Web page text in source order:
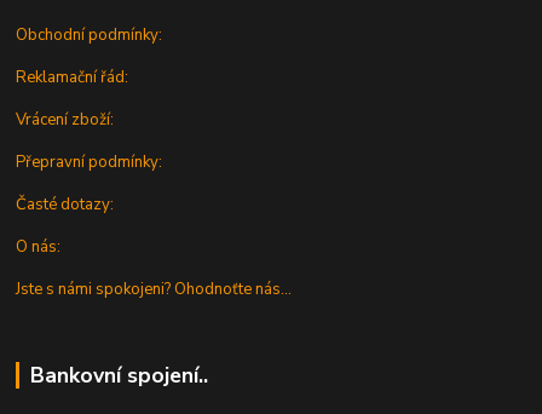
Obchodní podmínky:
Reklamační řád:
Vrácení zboží:
Přepravní podmínky:
Časté dotazy:
O nás:
Jste s námi spokojeni? Ohodnoťte nás...
Bankovní spojení..